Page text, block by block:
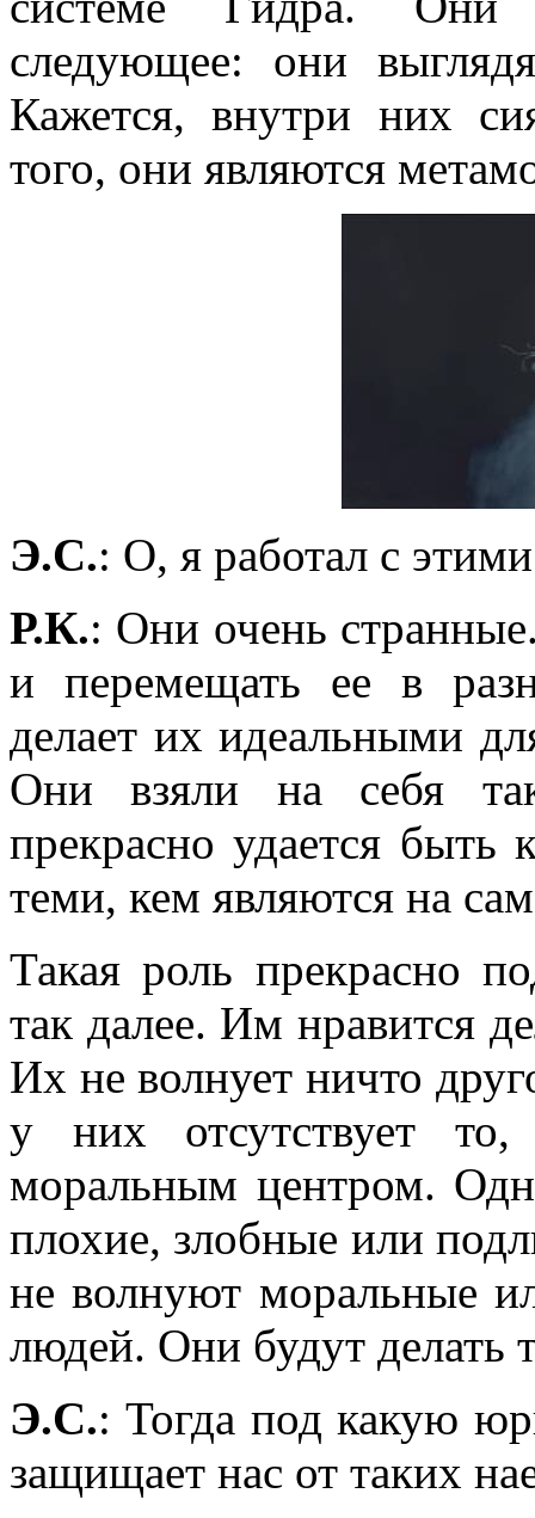
следующее: они
Кажется, внутри них
того, они являются
Э.С.: О, я работал с
Р.К.: Они очень
и перемещать ее в
делает их идеальными
Они взяли на себя
прекрасно удается быть
теми, кем являются на
Такая роль прекрасно
так далее. Им нравится
Их не волнует ничто
у них отсутствует
моральным центром.
плохие, злобные или
не волнуют моральные
людей. Они будут делать
Э.С.: Тогда под какую
защищает нас от таких